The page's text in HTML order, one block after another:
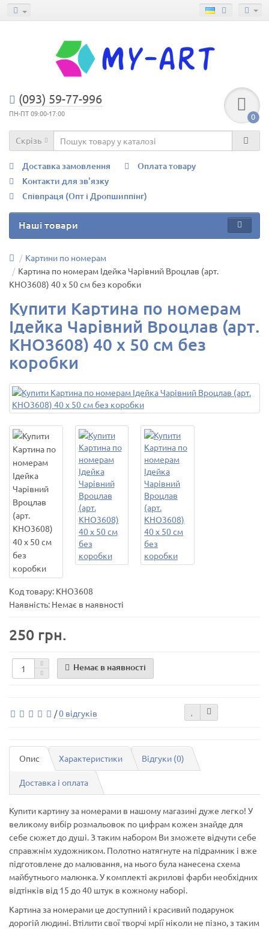
(093) 59-77-996
ПН-ПТ 09:00-17:00 0
Скрізь
Доставка замовлення
Оплата товару
Контакти для зв'язку
Співпраця (Опт і Дропшиппінг)
Наші товари
Картини по номерам
Картина по номерам Ідейка Чарівний Вроцлав (арт.
KHO3608) 40 х 50 см без коробки
Купити Картина по номерам
Ідейка Чарівний Вроцлав (арт.
KHO3608) 40 х 50 см без
коробки
Код товару: KHO3608
Наявність: Немає в наявності
250 грн.
Немає в наявності
/0 відгуків
Опис Характеристики Відгуки (0)
Доставка і оплата
Купити картину за номерами в нашому магазині дуже легко! У
великому вибір розмальовок по цифрам кожен знайде для
себе сюжет до душі. З таким набором Ви зможете відчути себе
справжнім художником. Полотно натягнуте на підрамник і вже
підготовлене до малювання, на нього була нанесена схема
майбутнього малюнка. У комплекті акрилові фарби необхідних
відтінків від 15 до 40 штук в кожному наборі.
Картина за номерами це доступний і красивий подарунок
дорогій людині. Втілити свої творчі мрії ніколи не пізно, з таким